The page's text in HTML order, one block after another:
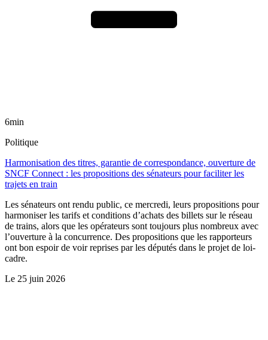
6min
Politique
Harmonisation des titres, garantie de correspondance, ouverture de
SNCF Connect : les propositions des sénateurs pour faciliter les
trajets en train
Les sénateurs ont rendu public, ce mercredi, leurs propositions pour
harmoniser les tarifs et conditions d’achats des billets sur le réseau
de trains, alors que les opérateurs sont toujours plus nombreux avec
l’ouverture à la concurrence. Des propositions que les rapporteurs
ont bon espoir de voir reprises par les députés dans le projet de loi-
cadre.
Le 25 juin 2026